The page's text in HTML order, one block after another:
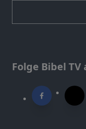
Folge Bibel